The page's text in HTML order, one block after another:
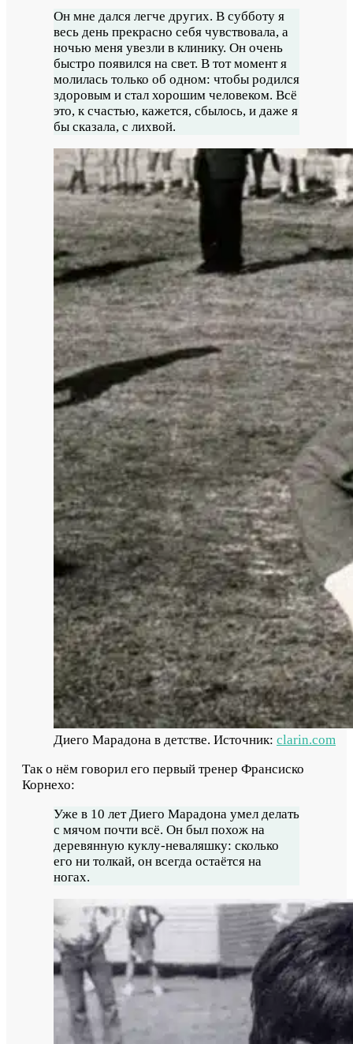
Он мне дался легче других. В субботу я
весь день прекрасно себя чувствовала, а
ночью меня увезли в клинику. Он очень
быстро появился на свет. В тот момент я
молилась только об одном: чтобы родился
здоровым и стал хорошим человеком. Всё
это, к счастью, кажется, сбылось, и даже я
бы сказала, с лихвой.
Диего Марадона в детстве. Источник: clarin.com
Так о нём говорил его первый тренер Франсиско
Корнехо:
Уже в 10 лет Диего Марадона умел делать
с мячом почти всё. Он был похож на
деревянную куклу-неваляшку: сколько
его ни толкай, он всегда остаётся на
ногах.